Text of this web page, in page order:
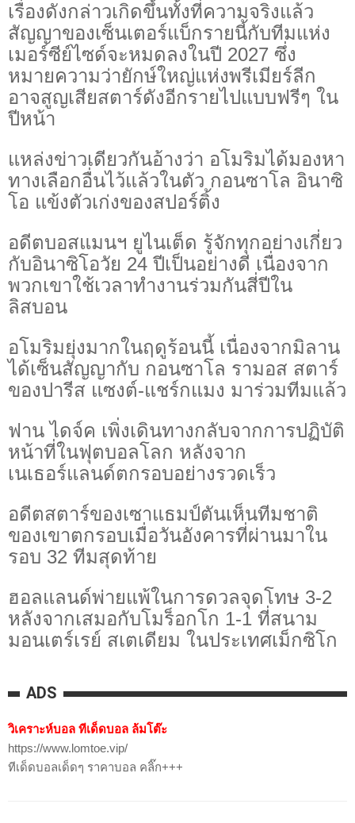
เรื่องดังกล่าวเกิดขึ้นทั้งที่ความจริงแล้ว
สัญญาของเซ็นเตอร์แบ็กรายนี้กับทีมแห่ง
เมอร์ซีย์ไซด์จะหมดลงในปี 2027 ซึ่ง
หมายความว่ายักษ์ใหญ่แห่งพรีเมียร์ลีก
อาจสูญเสียสตาร์ดังอีกรายไปแบบฟรีๆ ใน
ปีหน้า
แหล่งข่าวเดียวกันอ้างว่า อโมริมได้มองหา
ทางเลือกอื่นไว้แล้วในตัว กอนซาโล อินาซิ
โอ แข้งตัวเก่งของสปอร์ติ้ง
อดีตบอสแมนฯ ยูไนเต็ด รู้จักทุกอย่างเกี่ยว
กับอินาซิโอวัย 24 ปีเป็นอย่างดี เนื่องจาก
พวกเขาใช้เวลาทำงานร่วมกันสี่ปีใน
ลิสบอน
อโมริมยุ่งมากในฤดูร้อนนี้ เนื่องจากมิลาน
ได้เซ็นสัญญากับ กอนซาโล รามอส สตาร์
ของปารีส แซงต์-แชร์กแมง มาร่วมทีมแล้ว
ฟาน ไดจ์ค เพิ่งเดินทางกลับจากการปฏิบัติ
หน้าที่ในฟุตบอลโลก หลังจาก
เนเธอร์แลนด์ตกรอบอย่างรวดเร็ว
อดีตสตาร์ของเซาแธมป์ตันเห็นทีมชาติ
ของเขาตกรอบเมื่อวันอังคารที่ผ่านมาใน
รอบ 32 ทีมสุดท้าย
ฮอลแลนด์พ่ายแพ้ในการดวลจุดโทษ 3-2
หลังจากเสมอกับโมร็อกโก 1-1 ที่สนาม
มอนเตร์เรย์ สเตเดียม ในประเทศเม็กซิโก
ADS
วิเคราะห์บอล ทีเด็ดบอล ล้มโต๊ะ
https://www.lomtoe.vip/
ทีเด็ดบอลเด็ดๆ ราคาบอล คลิ๊ก+++